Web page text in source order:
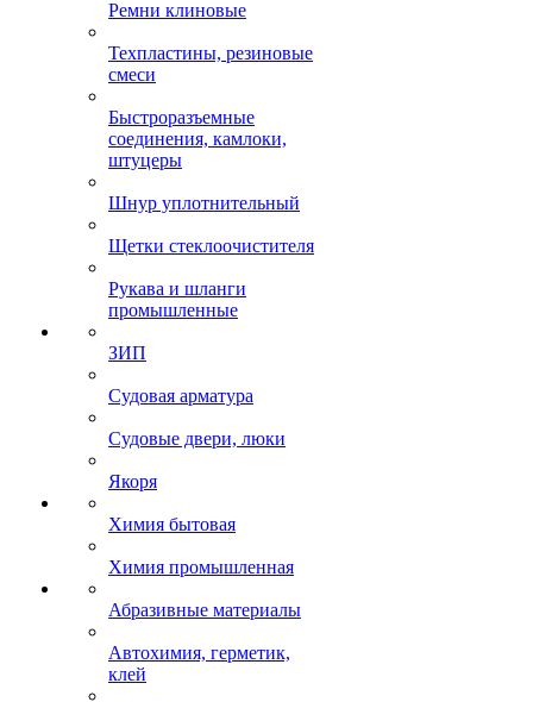
Ремни клиновые
Техпластины, резиновые
смеси
Быстроразъемные
соединения, камлоки,
штуцеры
Шнур уплотнительный
Щетки стеклоочистителя
Рукава и шланги
промышленные
ЗИП
Судовая арматура
Судовые двери, люки
Якоря
Химия бытовая
Химия промышленная
Абразивные материалы
Автохимия, герметик,
клей